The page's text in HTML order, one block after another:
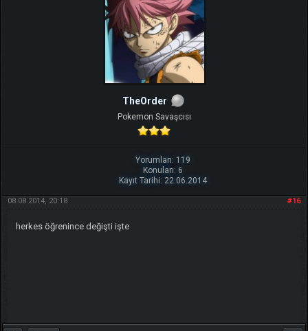
TheOrder
Pokemon Savaşcısı
Yorumları: 119
Konuları: 6
Kayıt Tarihi: 22.06.2014
#16
08.08.2014, 20:18
herkes öğrenince değişti işte